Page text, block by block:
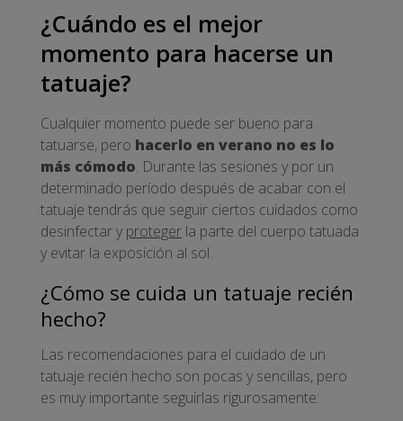
¿Cuándo es el mejor
momento para hacerse un
tatuaje?
Cualquier momento puede ser bueno para
tatuarse, pero hacerlo en verano no es lo
más cómodo. Durante las sesiones y por un
determinado período después de acabar con el
tatuaje tendrás que seguir ciertos cuidados como
desinfectar y proteger la parte del cuerpo tatuada
y evitar la exposición al sol.
¿Cómo se cuida un tatuaje recién
hecho?
Las recomendaciones para el cuidado de un
tatuaje recién hecho son pocas y sencillas, pero
es muy importante seguirlas rigurosamente: